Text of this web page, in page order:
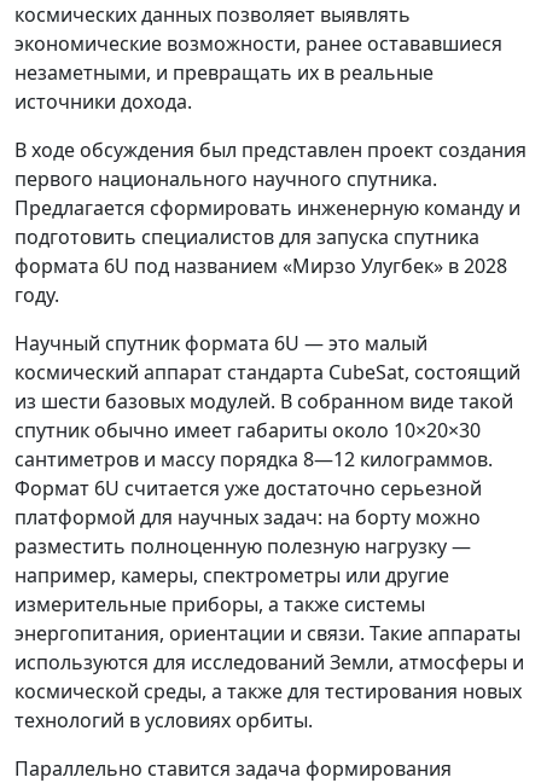
космических данных позволяет выявлять
экономические возможности, ранее остававшиеся
незаметными, и превращать их в реальные
источники дохода.
В ходе обсуждения был представлен проект создания
первого национального научного спутника.
Предлагается сформировать инженерную команду и
подготовить специалистов для запуска спутника
формата 6U под названием «Мирзо Улугбек» в 2028
году.
Научный спутник формата 6U — это малый
космический аппарат стандарта CubeSat, состоящий
из шести базовых модулей. В собранном виде такой
спутник обычно имеет габариты около 10×20×30
сантиметров и массу порядка 8—12 килограммов.
Формат 6U считается уже достаточно серьезной
платформой для научных задач: на борту можно
разместить полноценную полезную нагрузку —
например, камеры, спектрометры или другие
измерительные приборы, а также системы
энергопитания, ориентации и связи. Такие аппараты
используются для исследований Земли, атмосферы и
космической среды, а также для тестирования новых
технологий в условиях орбиты.
Параллельно ставится задача формирования